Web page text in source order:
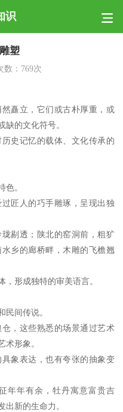
识
塑
： 769次
矗立，它们或古朴厚重，或
缺的文化符号。
史记忆的载体、文化传承的
色。
匠人的巧手雕琢，呈现出独
剔透；陕北的窑洞前，粗犷
乡的廊桥畔，木雕的飞檐翘
形成独特的审美语言。
民间传说。
，这些熟悉的场景通过艺术
术形象。
象表达，也有夸张的抽象变
年年有余，牡丹寓意富贵吉
出新的生命力。